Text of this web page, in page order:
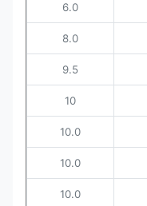
6.0
8.0
9.5
10
10.0
10.0
10.0